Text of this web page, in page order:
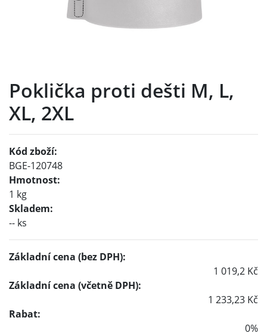
Poklička proti dešti M, L,
XL, 2XL
Kód zboží:
BGE-120748
Hmotnost:
1 kg
Skladem:
-- ks
Základní cena (bez DPH):
1 019,2 Kč
Základní cena (včetně DPH):
1 233,23 Kč
Rabat:
0%